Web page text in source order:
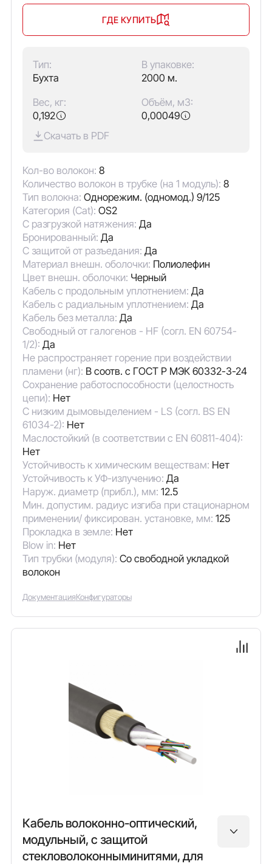
ГДЕ КУПИТЬ
Тип:
Бухта
В упаковке:
2000 м.
Вес, кг:
0,192
Объём, м3:
0,00049
Скачать в PDF
Кол-во волокон: 8
Количество волокон в трубке (на 1 модуль): 8
Тип волокна: Однорежим. (одномод.) 9/125
Категория (Cat): OS2
С разгрузкой натяжения: Да
Бронированный: Да
С защитой от разъедания: Да
Материал внешн. оболочки: Полиолефин
Цвет внешн. оболочки: Черный
Кабель с продольным уплотнением: Да
Кабель с радиальным уплотнением: Да
Кабель без металла: Да
Свободный от галогенов - HF (согл. EN 60754-
1/2): Да
Не распространяет горение при воздействии
пламени (нг): В соотв. с ГОСТ Р МЭК 60332-3-24
Сохранение работоспособности (целостность
цепи): Нет
С низким дымовыделением - LS (согл. BS EN
61034-2): Нет
Маслостойкий (в соответствии с EN 60811-404):
Нет
Устойчивость к химическим веществам: Нет
Устойчивость к УФ-излучению: Да
Наруж. диаметр (прибл.), мм: 12.5
Мин. допустим. радиус изгиба при стационарном
применении/ фиксирован. установке, мм: 125
Прокладка в земле: Нет
Blow in: Нет
Тип трубки (модуля): Со свободной укладкой
волокон
ДокументацияКонфигураторы
Кабель волоконно-оптический,
модульный, с защитой
стекловолоконныминитями, для